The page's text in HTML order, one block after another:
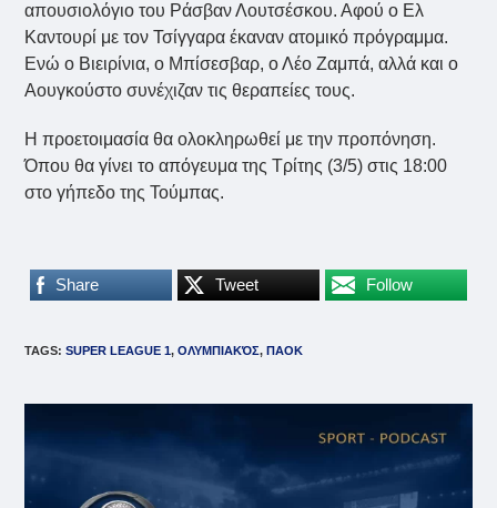
απουσιολόγιο του Ράσβαν Λουτσέσκου. Αφού ο Ελ
Καντουρί με τον Τσίγγαρα έκαναν ατομικό πρόγραμμα.
Ενώ ο Βιειρίνια, ο Μπίσεσβαρ, ο Λέο Ζαμπά, αλλά και ο
Αουγκούστο συνέχιζαν τις θεραπείες τους.
Η προετοιμασία θα ολοκληρωθεί με την προπόνηση.
Όπου θα γίνει το απόγευμα της Τρίτης (3/5) στις 18:00
στο γήπεδο της Τούμπας.
Share Tweet Follow
TAGS:SUPER LEAGUE 1, ΟΛΥΜΠΙΑΚΌΣ, ΠΑΟΚ